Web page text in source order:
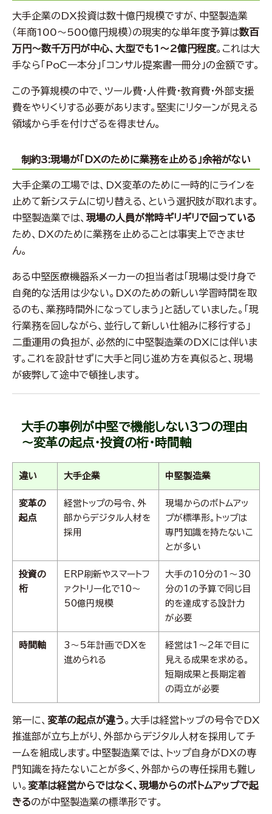
大手企業のDX投資は数十億円規模ですが、中堅製造業
（年商100〜500億円規模）の現実的な単年度予算は数百
万円〜数千万円が中心、大型でも1〜2億円程度。これは大
手なら「PoC一本分」「コンサル提案書一冊分」の金額です。
この予算規模の中で、ツール費・人件費・教育費・外部支援
費をやりくりする必要があります。堅実にリターンが見える
領域から手を付けざるを得ません。
制約3:現場が「DXのために業務を止める」余裕がない
大手企業の工場では、DX変革のために一時的にラインを
止めて新システムに切り替える、という選択肢が取れます。
中堅製造業では、 現場の人員が常時ギリギリで回っている
ため、DXのために業務を止めることは事実上できませ
ん。
ある中堅医療機器系メーカーの担当者は「現場は受け身で
自発的な活用は少ない。DXのための新しい学習時間を取
るのも、業務時間外になってしまう」と話していました。「現
行業務を回しながら、並行して新しい仕組みに移行する」
二重運用の負担が、必然的に中堅製造業のDXには伴いま
す。これを設計せずに大手と同じ進め方を真似ると、現場
が疲弊して途中で頓挫します。
大手の事例が中堅で機能しない3つの理由
～変革の起点・投資の桁・時間軸
違い 大手企業 中堅製造業
変革の
起点
経営トップの号令、外
部からデジタル人材を
採用
現場からのボトムアッ
プが標準形。トップは
専門知識を持たないこ
とが多い
投資の
桁
ERP刷新やスマートフ
ァクトリー化で10〜
50億円規模
大手の10分の1〜30
分の1の予算で同じ目
的を達成する設計力
が必要
時間軸
3〜5年計画でDXを
進められる
経営は1〜2年で目に
見える成果を求める。
短期成果と長期定着
の両立が必要
第一に、 変革の起点が違う。大手は経営トップの号令でDX
推進部が立ち上がり、外部からデジタル人材を採用してチ
ームを組成します。中堅製造業では、トップ自身がDXの専
門知識を持たないことが多く、外部からの専任採用も難し
い。 変革は経営からではなく、現場からのボトムアップで起
きるのが中堅製造業の標準形です。